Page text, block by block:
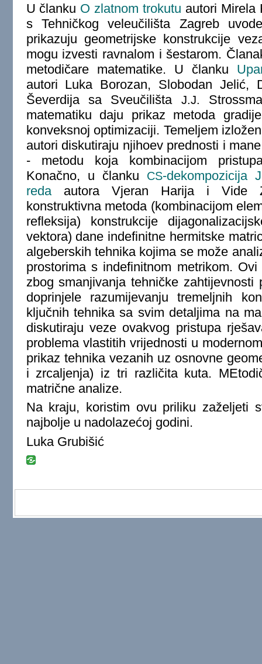
U članku O zlatnom trokutu autori Mirela
s Tehničkog veleučilišta Zagreb
prikazuju geometrijske konstrukcije
mogu izvesti ravnalom i šestarom.
metodičare matematike. U članku
autori Luka Borozan, Slobodan Jelić,
Ševerdija sa Sveučilišta J.J.
matematiku daju prikaz metoda
konveksnoj optimizaciji. Temeljem
autori diskutiraju njihoev prednosti i
- metodu koja kombinacijom
Konačno, u članku
CS-dekompozicija
redaautora Vjeran Harija i Vide
konstruktivna metoda (kombinacijom
refleksija) konstrukcije
vektora) dane indefinitne hermitske
algeberskih tehnika kojima se može
prostorima s indefinitnom metrikom.
zbog smanjivanja tehničke
doprinjele razumijevanju tremeljnih
ključnih tehnika sa svim detaljima na
diskutiraju veze ovakvog pristupa
problema vlastitih vrijednosti u
prikaz tehnika vezanih uz osnovne
i zrcaljenja) iz tri različita kuta.
matrične analize.
Na kraju, koristim ovu priliku zaželjeti
najbolje u nadolazećoj godini.
Luka Grubišić